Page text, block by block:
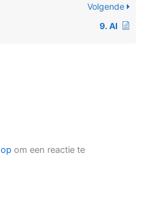
Volgende
9. AI
om een reactie te